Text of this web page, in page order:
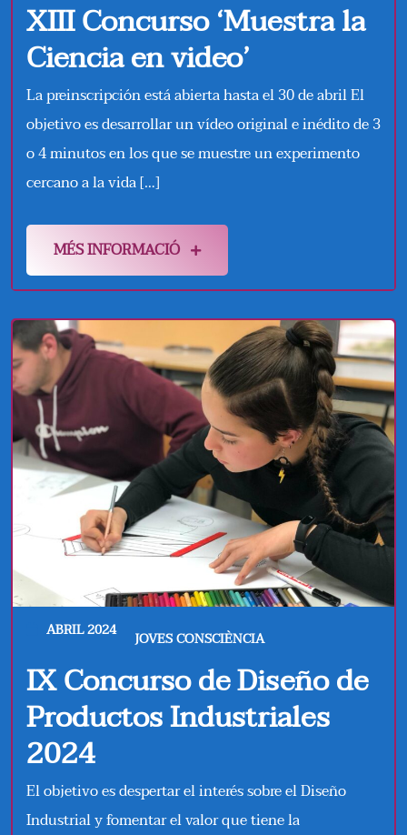
XIII Concurso ‘Muestra la
Ciencia en video’
La preinscripción está abierta hasta el 30 de abril El
objetivo es desarrollar un vídeo original e inédito de 3
o 4 minutos en los que se muestre un experimento
cercano a la vida […]
MÉS INFORMACIÓ
ABRIL 2024 JOVES CONSCIÈNCIA
IX Concurso de Diseño de
Productos Industriales
2024
El objetivo es despertar el interés sobre el Diseño
Industrial y fomentar el valor que tiene la